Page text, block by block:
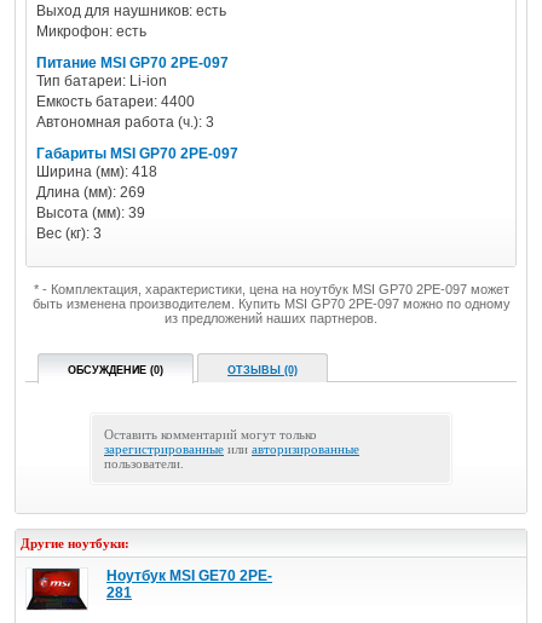
Выход для наушников: есть
Микрофон: есть
Питание MSI GP70 2PE-097
Тип батареи: Li-ion
Емкость батареи: 4400
Автономная работа (ч.): 3
Габариты MSI GP70 2PE-097
Ширина (мм): 418
Длина (мм): 269
Высота (мм): 39
Вес (кг): 3
* - Комплектация, характеристики, цена на ноутбук MSI GP70 2PE-097 может
быть изменена производителем. Купить MSI GP70 2PE-097 можно по одному
из предложений наших партнеров.
ОБСУЖДЕНИЕ (0) ОТЗЫВЫ (0)
Оставить комментарий могут только
зарегистрированные или авторизированные
пользователи.
Другие ноутбуки:
Ноутбук MSI GE70 2PE-
281